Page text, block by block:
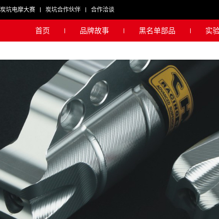
炭坑电摩大赛 炭坑合作伙伴 合作洽谈
实
黑名单部品
品牌故事
首页